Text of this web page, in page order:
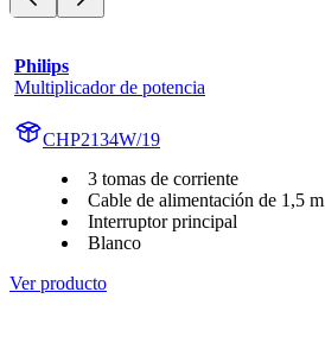
Philips
Multiplicador de potencia
CHP2134W/19
3 tomas de corriente
Cable de alimentación de 1,5 m
Interruptor principal
Blanco
Ver producto